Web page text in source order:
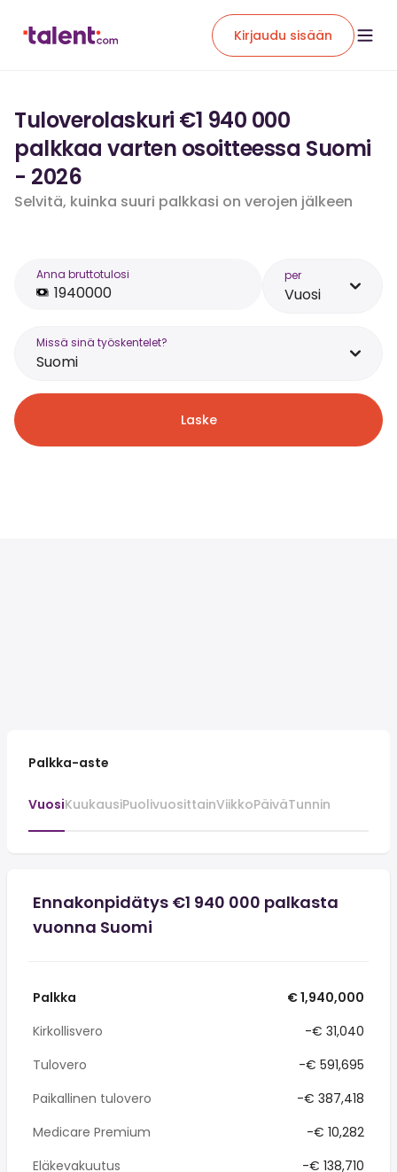
Kirjaudu sisään
Tuloverolaskuri €1 940 000
palkkaa varten osoitteessa Suomi
- 2026
Selvitä, kuinka suuri palkkasi on verojen jälkeen
Anna bruttotulosi per
Vuosi
Missä sinä työskentelet?
Suomi
Laske
Palkka-aste
VuosiKuukausiPuolivuosittainViikkoPäiväTunnin
Ennakonpidätys €1 940 000 palkasta
vuonna Suomi
Palkka
€ 1,940,000
Kirkollisvero
-€ 31,040
Tulovero
-€ 591,695
Paikallinen tulovero
-€ 387,418
Medicare Premium
-€ 10,282
Eläkevakuutus
-€ 138,710